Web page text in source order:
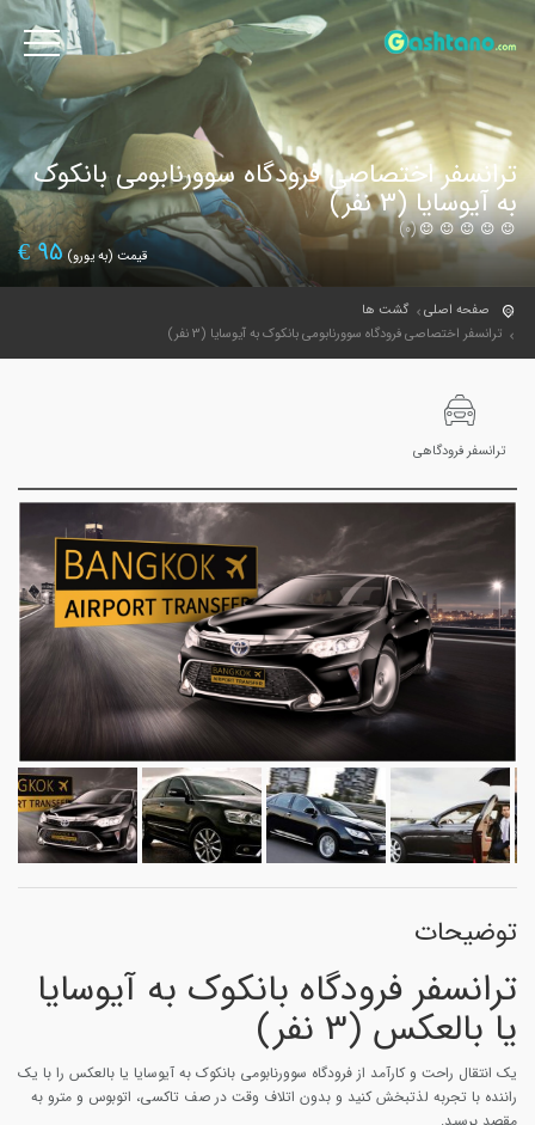
ترانسفر اختصاصی فرودگاه سوورنابومی بانکوک
به آیوسایا (3 نفر)
(0)
قیمت (به یورو) 95
€
صفحه اصلی
گشت ها
ترانسفر اختصاصی فرودگاه سوورنابومی بانکوک به آیوسایا (3 نفر)
ترانسفر فرودگاهی
توضیحات
ترانسفر فرودگاه بانکوک به آیوسایا
یا بالعکس (3 نفر)
یک انتقال راحت و کارآمد از فرودگاه سوورنابومی بانکوک به آیوسایا یا بالعکس را با یک
راننده با تجربه لذتبخش کنید و بدون اتلاف وقت در صف تاکسی، اتوبوس و مترو به